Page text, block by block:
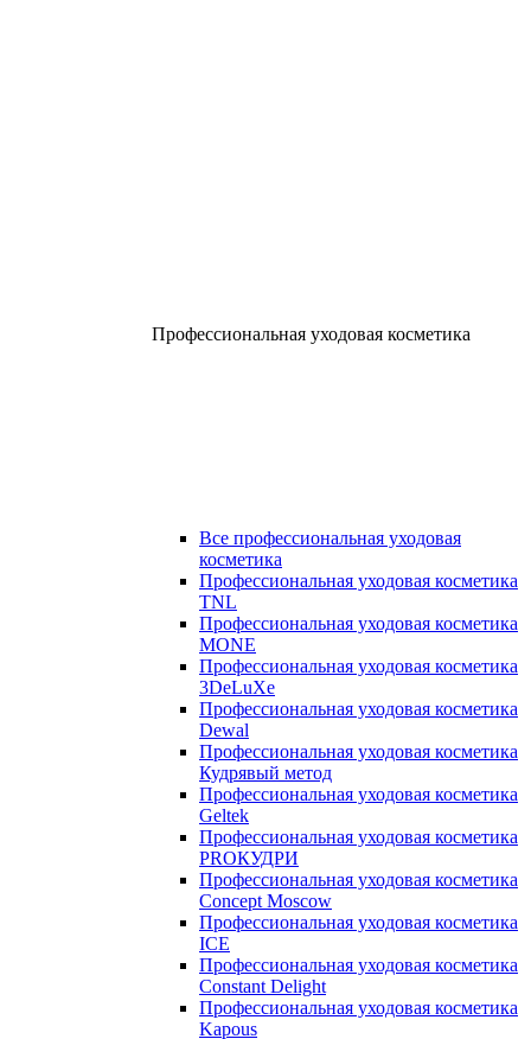
Профессиональная уходовая косметика
Все профессиональная уходовая
косметика
Профессиональная уходовая косметика
TNL
Профессиональная уходовая косметика
MONE
Профессиональная уходовая косметика
3DeLuXe
Профессиональная уходовая косметика
Dewal
Профессиональная уходовая косметика
Кудрявый метод
Профессиональная уходовая косметика
Geltek
Профессиональная уходовая косметика
PROКУДРИ
Профессиональная уходовая косметика
Concept Moscow
Профессиональная уходовая косметика
ICE
Профессиональная уходовая косметика
Constant Delight
Профессиональная уходовая косметика
Kapous